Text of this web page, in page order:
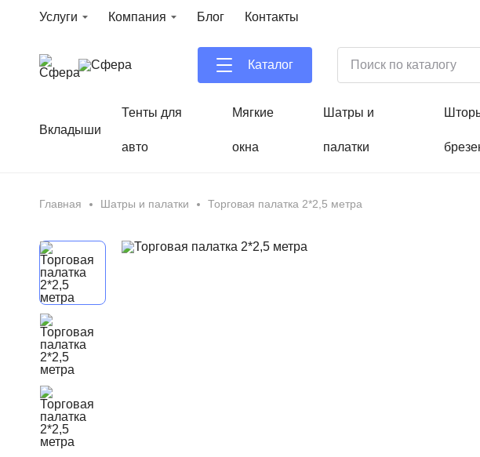
Услуги Компания Блог Контакты
Каталог
Вкладыши
Тенты для
авто
Мягкие
окна
Шатры и
палатки
Главная Шатры и палатки Торговая палатка 2*2,5 метра